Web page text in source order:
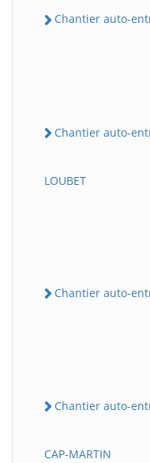
Chantier auto-
Chantier auto-
LOUBET
Chantier auto-
Chantier auto-
CAP-MARTIN